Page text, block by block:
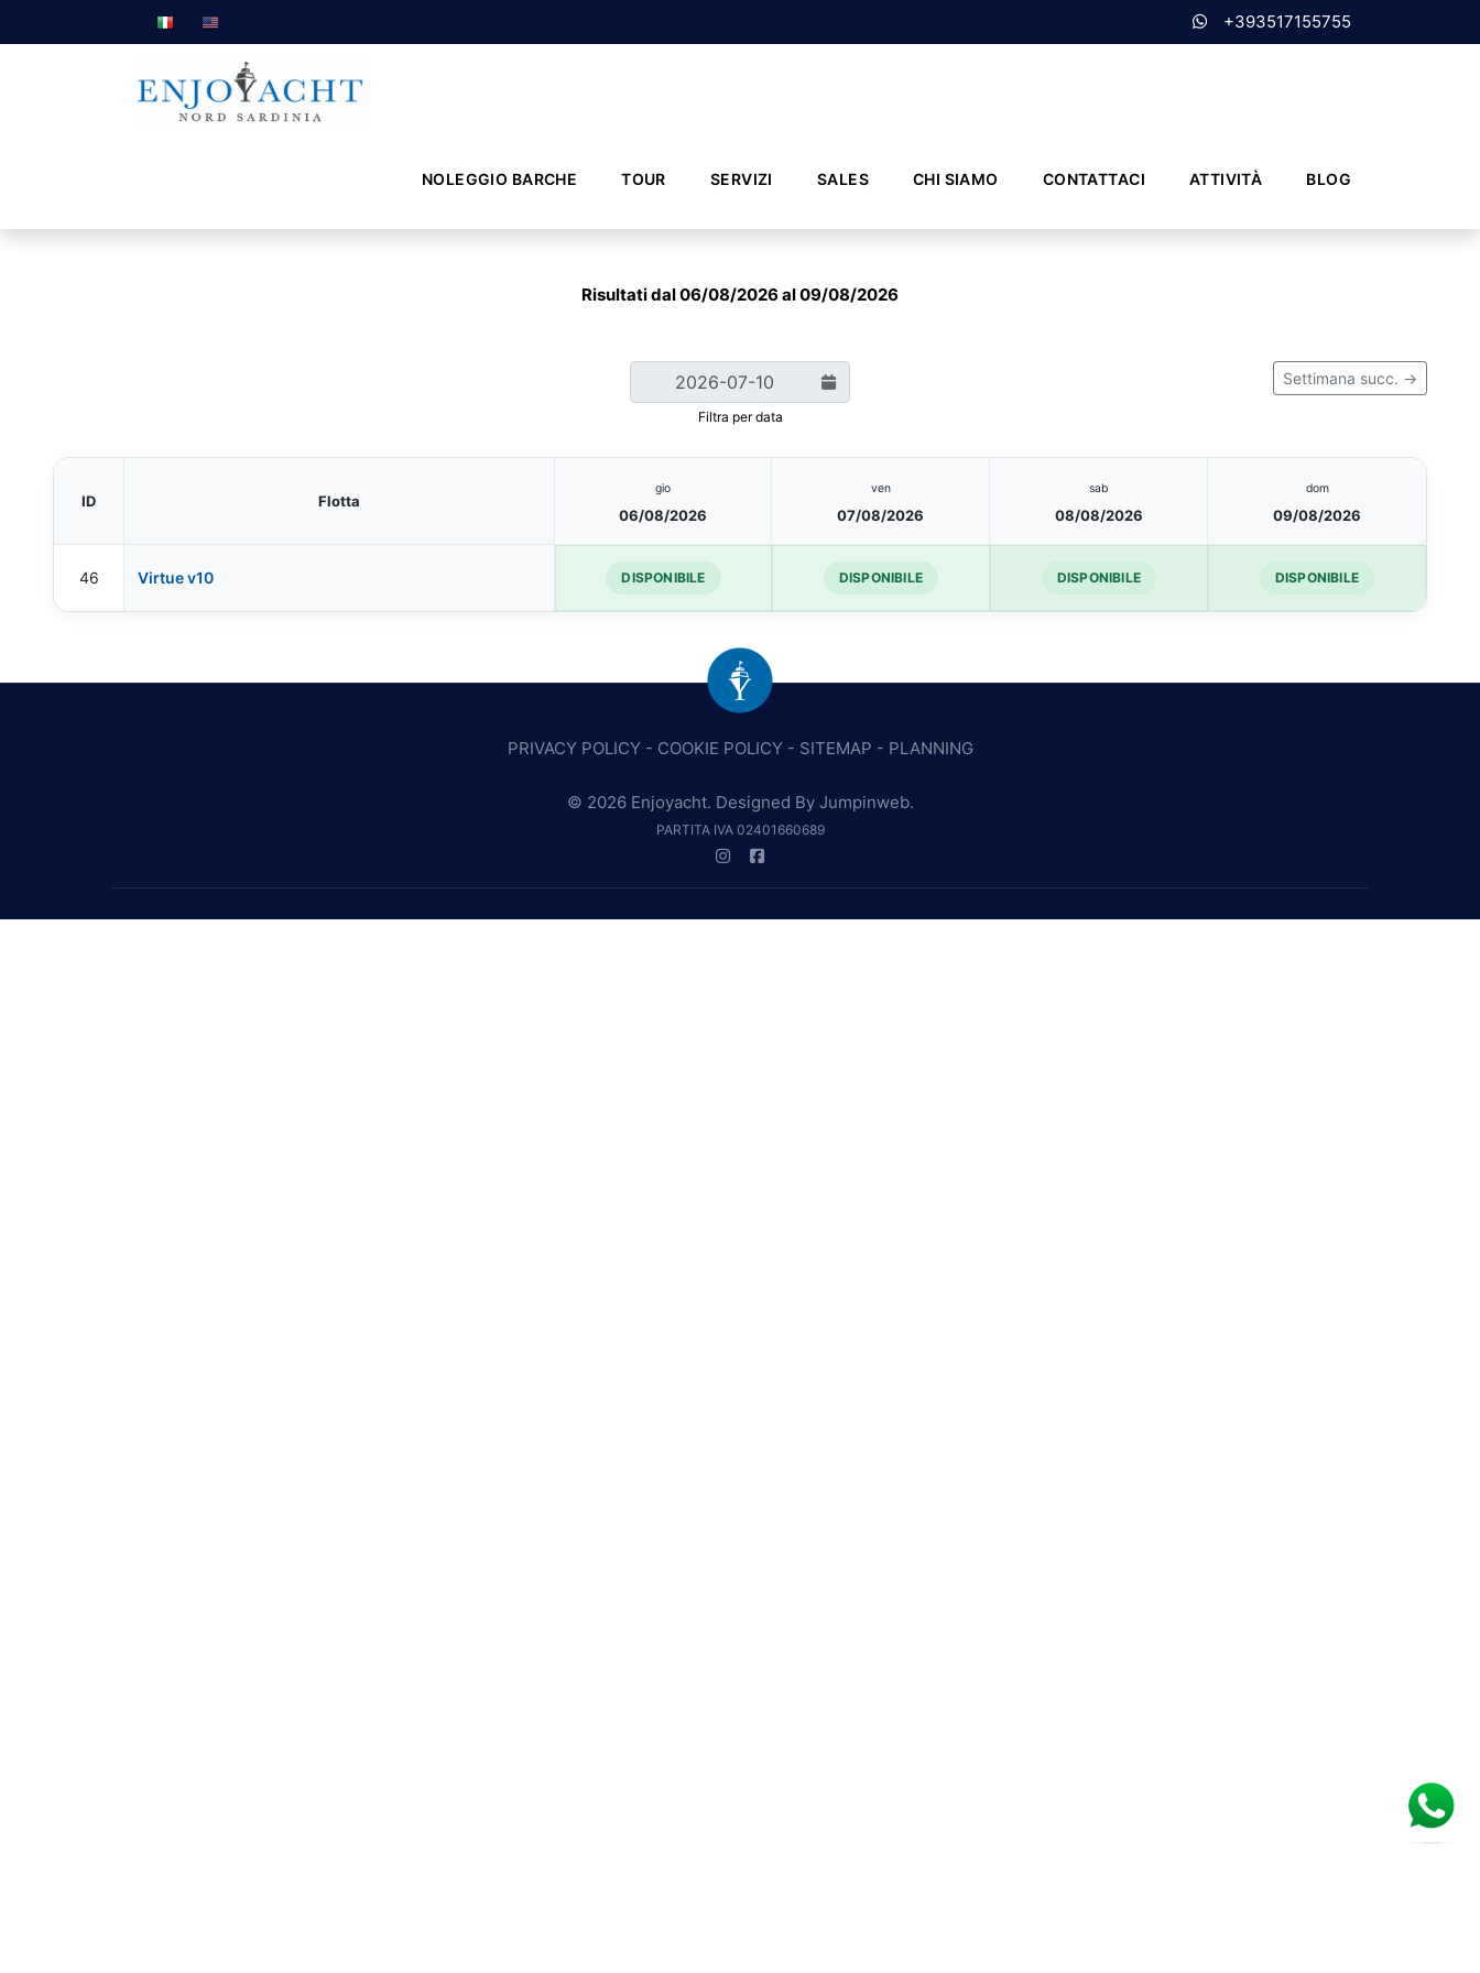
+393517155755
NOLEGGIO BARCHE TOUR SERVIZI SALES CHI SIAMO CONTATTACI ATTIVITÀ BLOG
Risultati dal 06/08/2026 al 09/08/2026
Filtra per data
Settimana succ. →
ID Flotta
gio
06/08/2026
ven
07/08/2026
sab
08/08/2026
dom
09/08/2026
46 Virtue v10 DISPONIBILE DISPONIBILE DISPONIBILE DISPONIBILE
PRIVACY POLICY- COOKIE POLICY- SITEMAP - PLANNING
© 2026 Enjoyacht. Designed By Jumpinweb.
PARTITA IVA 02401660689